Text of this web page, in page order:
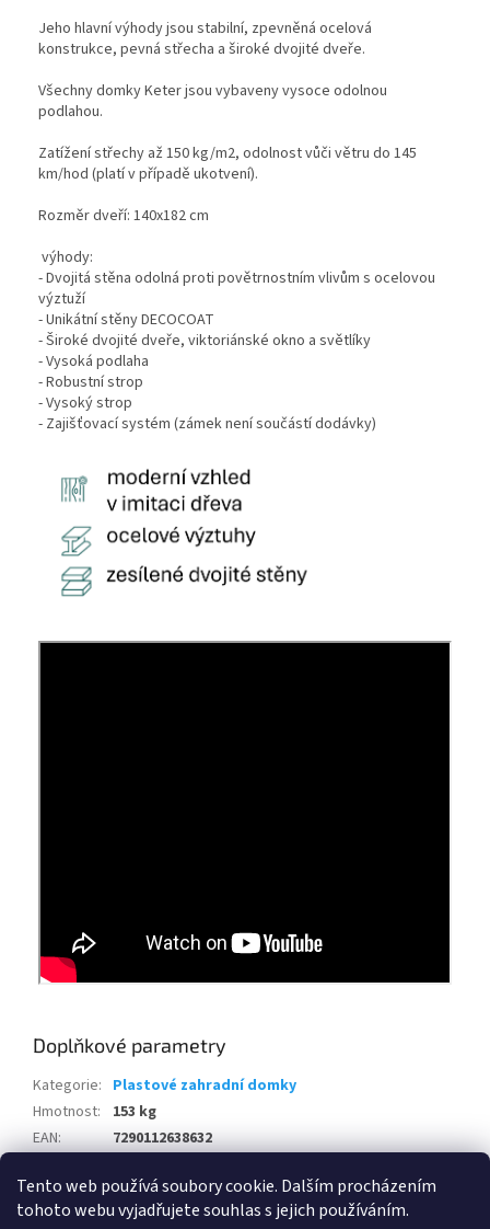
Tento web používá soubory cookie. Dalším procházením
tohoto webu vyjadřujete souhlas s jejich používáním.
Jeho hlavní výhody jsou stabilní, zpevněná ocelová
konstrukce, pevná střecha a široké dvojité dveře.
Všechny domky Keter jsou vybaveny vysoce odolnou
podlahou.
Zatížení střechy až 150 kg/m2, odolnost vůči větru do 145
km/hod (platí v případě ukotvení).
Rozměr dveří: 140x182 cm
výhody:
- Dvojitá stěna odolná proti povětrnostním vlivům s ocelovou
výztuží
- Unikátní stěny DECOCOAT
- Široké dvojité dveře, viktoriánské okno a světlíky
- Vysoká podlaha
- Robustní strop
- Vysoký strop
- Zajišťovací systém (zámek není součástí dodávky)
Doplňkové parametry
Kategorie: Plastové zahradní domky
Hmotnost:
153 kg
EAN:
7290112638632